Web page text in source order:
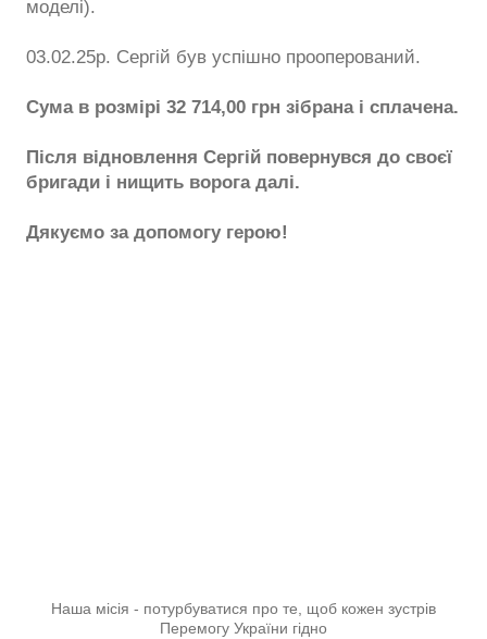
моделі).
03.02.25р. Сергій був успішно прооперований.
Сума в розмірі 32 714,00 грн зібрана і сплачена.
Після відновлення Сергій повернувся до своєї
бригади і нищить ворога далі.
Дякуємо за допомогу герою!
Наша місія - потурбуватися про те, щоб кожен зустрів
Перемогу України гідно